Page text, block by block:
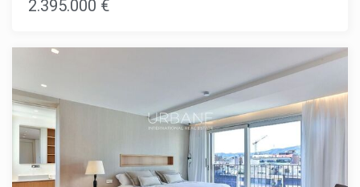
conçu par le prestigieux cabinet d'architectes Daar
bains élégamment aménagées. Les résidents peuvent
profiter du confort d'un emplacement central avec des
services de luxe, dont un chauffeur, une conciergerie
multilingue disponible 24h/24, une sécurité haut de gamme,
la location de vélos et même un majordome virtuel qui
répond à vos demandes par SMS en quelques minutes.La
propriété dispose d'une gamme d'espaces communs, d'un
gymnase à la pointe de la technologie, d'un spa et d'un
restaurant méditerranéen au rez-de-chaussée, offrant un
2.395.000 €